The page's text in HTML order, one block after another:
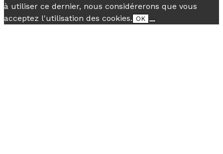
à utiliser ce dernier, nous considérerons que vous
acceptez l'utilisation des cookies. OK